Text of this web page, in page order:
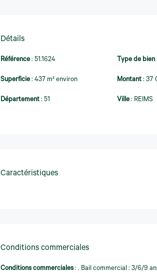
Détails
Référence : 51.1624 Type de bien :
Superficie : 437 m² environ Montant :37
Département : 51 Ville : REIMS
Caractéristiques
Conditions commerciales
Conditions commerciales : . Bail commercial : 3/6/9